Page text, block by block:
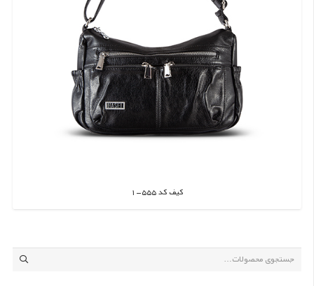
جستجو
کیف کد 555-1
اطلاعات بیشتر